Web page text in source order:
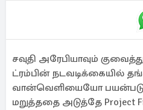
சவுதி அரேபியாவும்
ட்ரம்பின் நடவடிக்கையில்
வான்வெளியையோ
மறுத்ததை அடுத்தே Project